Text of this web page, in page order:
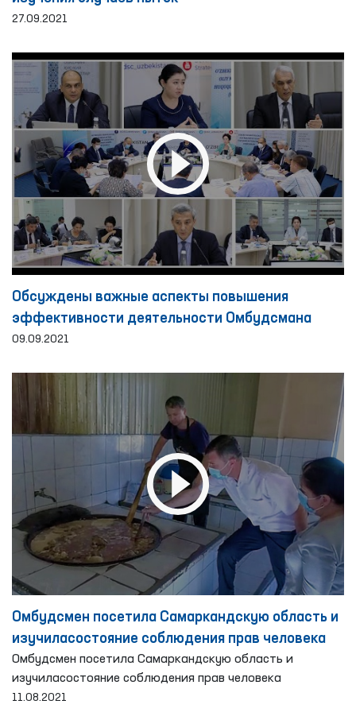
27.09.2021
Обсуждены важные аспекты повышения
эффективности деятельности Омбудсмана
09.09.2021
Омбудсмен посетила Самаркандскую область и
изучиласостояние соблюдения прав человека
Омбудсмен посетила Самаркандскую область и
изучиласостояние соблюдения прав человека
11.08.2021